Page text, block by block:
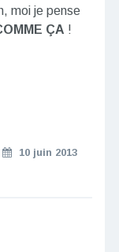
moi je pense
ÇA !
10 juin 2013